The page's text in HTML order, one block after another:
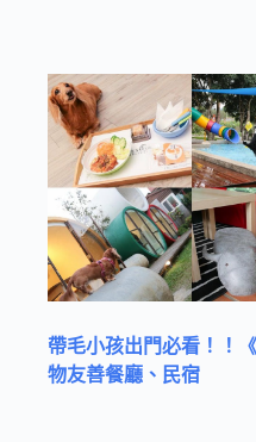
帶毛小孩出門必看！！
物友善餐廳、民宿